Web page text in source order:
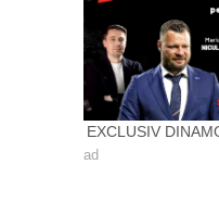
EXCLUSIV
ad